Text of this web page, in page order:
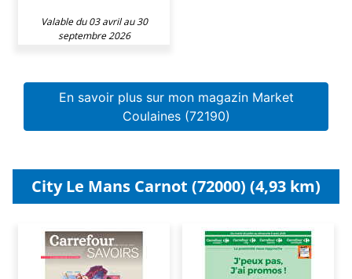
Valable du 03 avril au 30
septembre 2026
En savoir plus sur mon magazin Market
Coulaines (72190)
City Le Mans Carnot (72000) (4,93 km)